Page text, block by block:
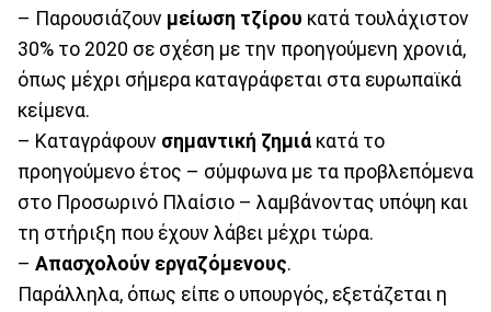
– Παρουσιάζουν μείωση τζίρου κατά τουλάχιστον
30% το 2020 σε σχέση με την προηγούμενη χρονιά,
όπως μέχρι σήμερα καταγράφεται στα ευρωπαϊκά
κείμενα.
– Καταγράφουν σημαντική ζημιά κατά το
προηγούμενο έτος – σύμφωνα με τα προβλεπόμενα
στο Προσωρινό Πλαίσιο – λαμβάνοντας υπόψη και
τη στήριξη που έχουν λάβει μέχρι τώρα.
– Απασχολούν εργαζόμενους.
Παράλληλα, όπως είπε ο υπουργός, εξετάζεται η